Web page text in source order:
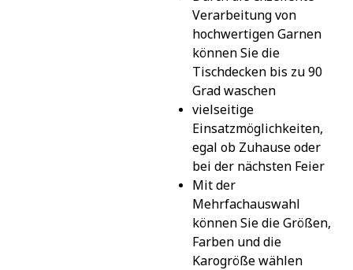
Verarbeitung von
hochwertigen Garnen
können Sie die
Tischdecken bis zu 90
Grad waschen
vielseitige
Einsatzmöglichkeiten,
egal ob Zuhause oder
bei der nächsten Feier
Mit der
Mehrfachauswahl
können Sie die Größen,
Farben und die
Karogröße wählen